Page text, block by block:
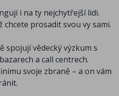
i na ty nejchytřejší lidi.
chcete prosadit svou vy sami.
spojují vědecký výzkum s
a call centrech.
svoje zbraně – a on vám